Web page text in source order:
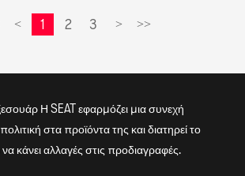
< 1 2 3 > >>
Η SEAT εφαρμόζει μια συνεχή
στα προϊόντα της και διατηρεί το
κάνει αλλαγές στις προδιαγραφές.